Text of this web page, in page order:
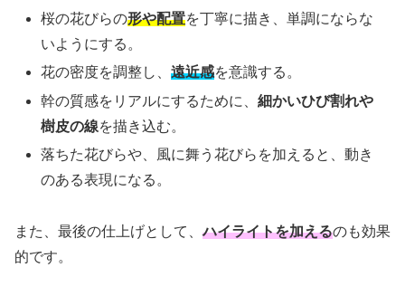
桜の花びらの形や配置を丁寧に描き、単調にならな
いようにする。
花の密度を調整し、遠近感を意識する。
幹の質感をリアルにするために、細かいひび割れや
樹皮の線を描き込む。
落ちた花びらや、風に舞う花びらを加えると、動き
のある表現になる。
また、最後の仕上げとして、ハイライトを加えるのも効果
的です。